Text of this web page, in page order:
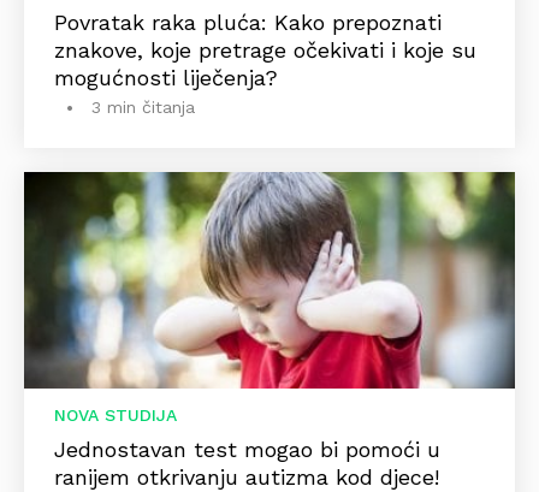
Povratak raka pluća: Kako prepoznati
znakove, koje pretrage očekivati i koje su
mogućnosti liječenja?
3 min čitanja
NOVA STUDIJA
Jednostavan test mogao bi pomoći u
ranijem otkrivanju autizma kod djece!